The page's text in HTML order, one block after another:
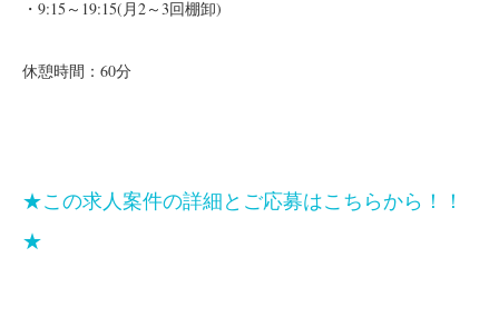
・9:15～19:15(月2～3回棚卸)
休憩時間：60分
★この求人案件の詳細とご応募はこちらから！！
★